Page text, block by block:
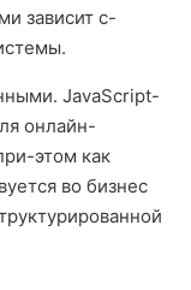
зависит с-
JavaScript-
онлайн-
этом как
во бизнес